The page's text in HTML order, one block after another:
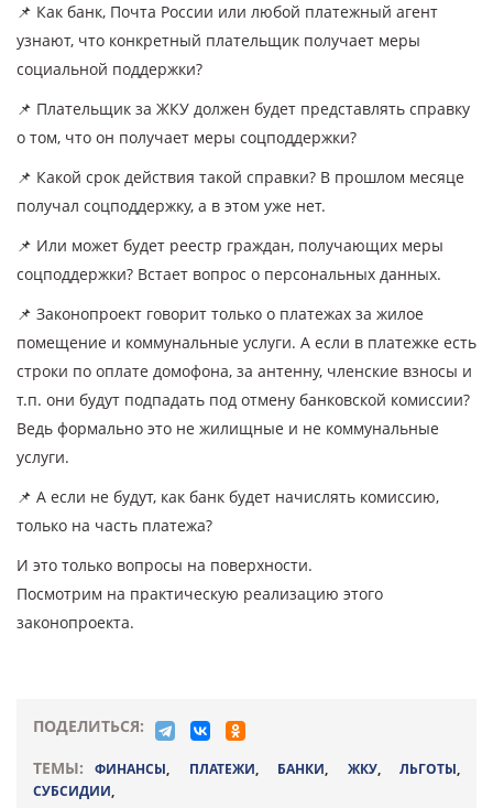
📌 Как банк, Почта России или любой платежный агент
узнают, что конкретный плательщик получает меры
социальной поддержки?
📌 Плательщик за ЖКУ должен будет представлять справку
о том, что он получает меры соцподдержки?
📌 Какой срок действия такой справки? В прошлом месяце
получал соцподдержку, а в этом уже нет.
📌 Или может будет реестр граждан, получающих меры
соцподдержки? Встает вопрос о персональных данных.
📌 Законопроект говорит только о платежах за жилое
помещение и коммунальные услуги. А если в платежке есть
строки по оплате домофона, за антенну, членские взносы и
т.п. они будут подпадать под отмену банковской комиссии?
Ведь формально это не жилищные и не коммунальные
услуги.
📌 А если не будут, как банк будет начислять комиссию,
только на часть платежа?
И это только вопросы на поверхности.
Посмотрим на практическую реализацию этого
законопроекта.
ПОДЕЛИТЬСЯ:
ТЕМЫ:
ФИНАНСЫ, ПЛАТЕЖИ, БАНКИ, ЖКУ, ЛЬГОТЫ,
СУБСИДИИ,